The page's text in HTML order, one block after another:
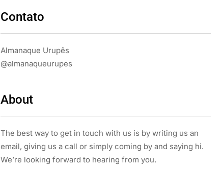
Contato
Almanaque Urupês
@almanaqueurupes
About
The best way to get in touch with us is by writing us an
email, giving us a call or simply coming by and saying hi.
We’re looking forward to hearing from you.